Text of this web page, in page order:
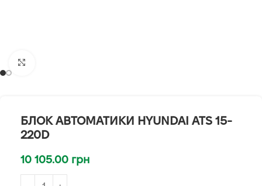
БЛОК АВТОМАТИКИ HYUNDAI ATS 15-
220D
10 105.00 грн